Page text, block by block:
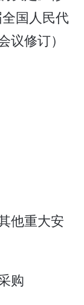
国人民代
修订）
他重大安
购